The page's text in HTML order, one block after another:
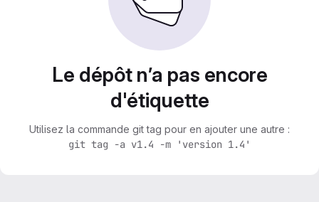
Le dépôt n’a pas encore
d'étiquette
Utilisez la commande git tag pour en ajouter une autre :
git tag -a v1.4 -m 'version 1.4'